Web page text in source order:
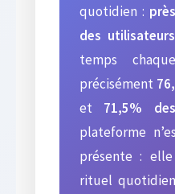
quotidien :
des utilisateurs
temps
précisément
et 71,5%
plateforme
présente :
rituel